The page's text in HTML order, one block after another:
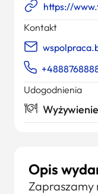
Opis
Zapraszamy
https://
Kontakt
Udogodnienia
Wyżywienie